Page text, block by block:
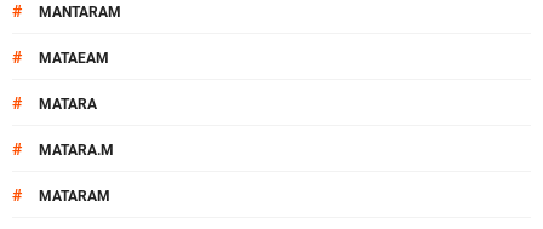
# MANTARAM
# MATAEAM
# MATARA
# MATARA.M
# MATARAM